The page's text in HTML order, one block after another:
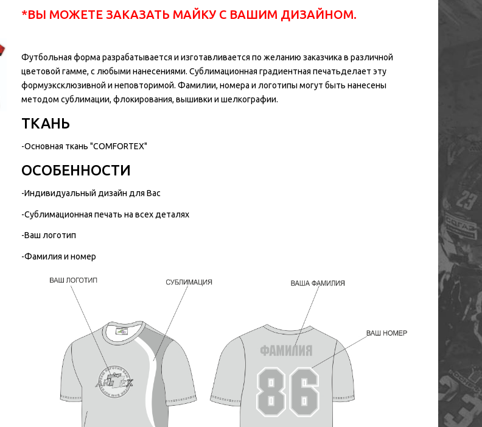
*ВЫ МОЖЕТЕ ЗАКАЗАТЬ МАЙКУ С ВАШИМ ДИЗАЙНОМ.
Футбольная форма разрабатывается и изготавливается по желанию заказчика в различной
цветовой гамме, с любыми нанесениями. Сублимационная градиентная печатьделает эту
формуэксклюзивной и неповторимой. Фамилии, номера и логотипы могут быть нанесены
методом сублимации, флокирования, вышивки и шелкографии.
ТКАНЬ
-Основная ткань "COMFORTEX"
ОСОБЕННОСТИ
-Индивидуальный дизайн для Вас
-Сублимационная печать на всех деталях
-Ваш логотип
-Фамилия и номер